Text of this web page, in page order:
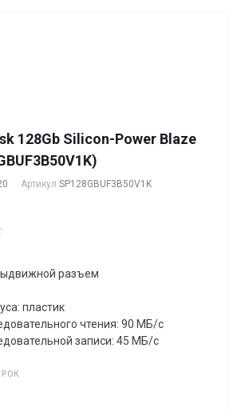
128Gb Silicon-Power Blaze
Артикул SP128GBUF3B50V1K
разъем
пластик
чтения: 90 МБ/с
записи: 45 МБ/с